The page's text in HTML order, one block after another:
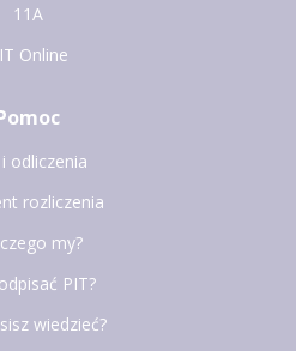
11A
Online
odliczenia
rozliczenia
my?
PIT?
wiedzieć?